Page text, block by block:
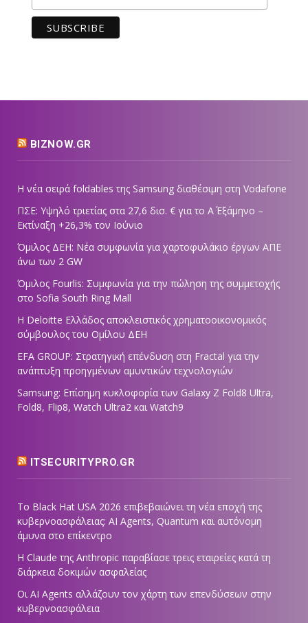
BIZNOW.GR
Η νέα σειρά foldables της Samsung διαθέσιμη στη Vodafone
ΠΣΕ: Υψηλό τριετίας στα 27,6 δισ. € για το Α΄ Εξάμηνο –
Εκτίναξη +26,3% τον Ιούνιο
Όμιλος ΔΕΗ: Νέα συμφωνία για χαρτοφυλάκιο έργων ΑΠΕ
άνω των 2 GW
Όμιλος Fourlis: Συμφωνία για την πώληση της συμμετοχής
στο Sofia South Ring Mall
Η Deloitte Ελλάδος αποκλειστικός χρηματοοικονομικός
σύμβουλος του Ομίλου ΔΕΗ
EFA GROUP: Στρατηγική επένδυση στη Fractal για την
ανάπτυξη προηγμένων αμυντικών τεχνολογιών
Samsung: Επίσημη κυκλοφορία των Galaxy Z Fold8 Ultra,
Fold8, Flip8, Watch Ultra2 και Watch9
ITSECURITYPRO.GR
Το Black Hat USA 2026 επιβεβαιώνει τη νέα εποχή της
κυβερνοασφάλειας: AI Agents, Quantum και αυτόνομη
άμυνα στο επίκεντρο
Η Claude της Anthropic παραβίασε τρεις εταιρείες κατά τη
διάρκεια δοκιμών ασφαλείας
Οι AI Agents αλλάζουν τον χάρτη των επενδύσεων στην
κυβερνοασφάλεια